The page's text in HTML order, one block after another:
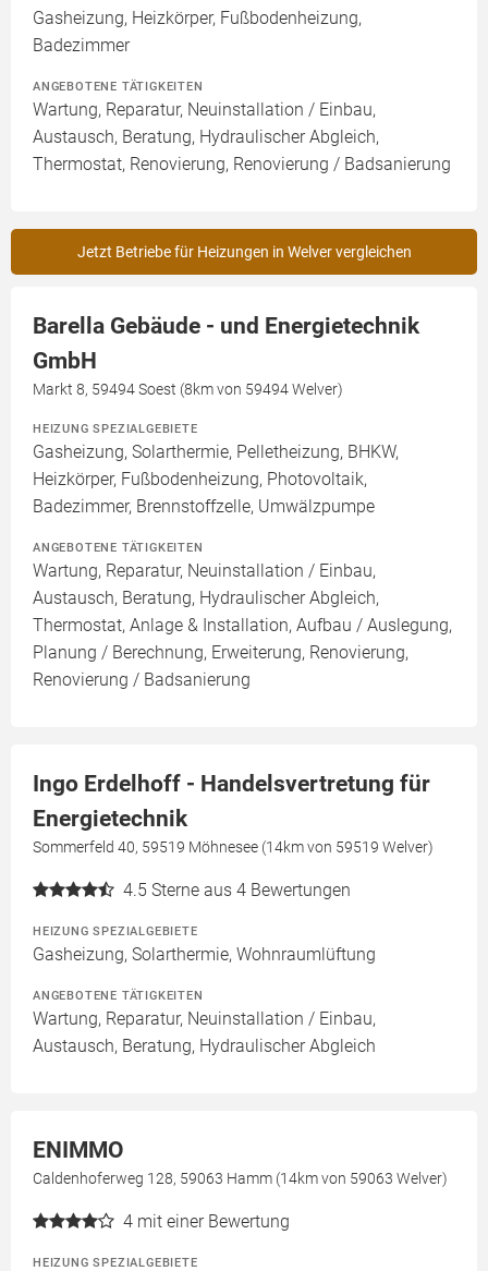
Gasheizung, Heizkörper, Fußbodenheizung,
Badezimmer
ANGEBOTENE TÄTIGKEITEN
Wartung, Reparatur, Neuinstallation / Einbau,
Austausch, Beratung, Hydraulischer Abgleich,
Thermostat, Renovierung, Renovierung / Badsanierung
Jetzt Betriebe für Heizungen in Welver vergleichen
Barella Gebäude - und Energietechnik
GmbH
Markt 8, 59494 Soest (8km von 59494 Welver)
HEIZUNG SPEZIALGEBIETE
Gasheizung, Solarthermie, Pelletheizung, BHKW,
Heizkörper, Fußbodenheizung, Photovoltaik,
Badezimmer, Brennstoffzelle, Umwälzpumpe
ANGEBOTENE TÄTIGKEITEN
Wartung, Reparatur, Neuinstallation / Einbau,
Austausch, Beratung, Hydraulischer Abgleich,
Thermostat, Anlage & Installation, Aufbau / Auslegung,
Planung / Berechnung, Erweiterung, Renovierung,
Renovierung / Badsanierung
Ingo Erdelhoff - Handelsvertretung für
Energietechnik
Sommerfeld 40, 59519 Möhnesee (14km von 59519 Welver)
4.5 Sterne aus 4 Bewertungen
HEIZUNG SPEZIALGEBIETE
Gasheizung, Solarthermie, Wohnraumlüftung
ANGEBOTENE TÄTIGKEITEN
Wartung, Reparatur, Neuinstallation / Einbau,
Austausch, Beratung, Hydraulischer Abgleich
ENIMMO
Caldenhoferweg 128, 59063 Hamm (14km von 59063 Welver)
4 mit einer Bewertung
HEIZUNG SPEZIALGEBIETE